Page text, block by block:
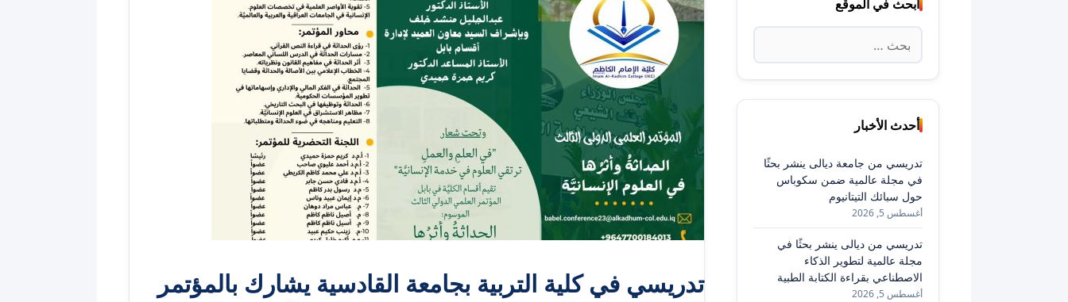
تدريسي في كلية التربية بجامعة القادسية يشارك بالمؤتمر
ابحث في الموقع
البحث
عن:
أحدث الأخبار
تدريسي من جامعة ديالى ينشر بحثًا
في مجلة عالمية ضمن سكوباس
حول سبائك التيتانيوم
أغسطس 5, 2026
تدريسي من ديالى ينشر بحثًا في
مجلة عالمية لتطوير الذكاء
الاصطناعي بقراءة الكتابة الطبية
أغسطس 5, 2026